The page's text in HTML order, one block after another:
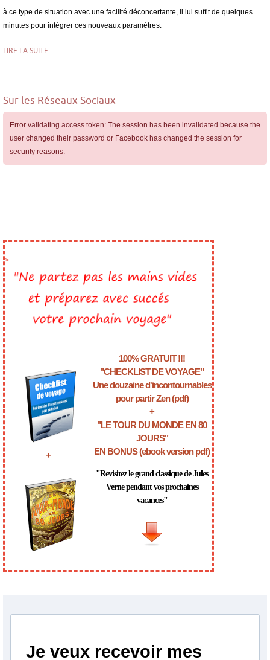
à ce type de situation avec une facilité déconcertante, il lui suffit de quelques
minutes pour intégrer ces nouveaux paramètres.
LIRE LA SUITE
Sur les Réseaux Sociaux
Error validating access token: The session has been invalidated because the
user changed their password or Facebook has changed the session for
security reasons.
>
+
100% GRATUIT !!!
"CHECKLIST DE VOYAGE"
Une douzaine d'incontournables
pour partir Zen (pdf)
+
"LE TOUR DU MONDE EN 80
JOURS"
EN BONUS (ebook version pdf)
"Revisitez le grand classique de Jules
Verne pendant vos prochaines
vacances"
Je veux recevoir mes